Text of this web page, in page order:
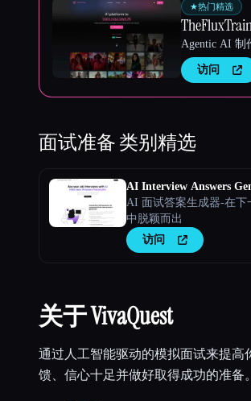
★热门精选
Agentic AI 制
访问
面试准备类别精选
AI Interview Answers
AI 面试答案生成器-在下
中脱颖而出
访问
关于 VivaQuest
通过人工智能驱动的模拟面试来提高
馈、信心十足并做好取得成功的准备。